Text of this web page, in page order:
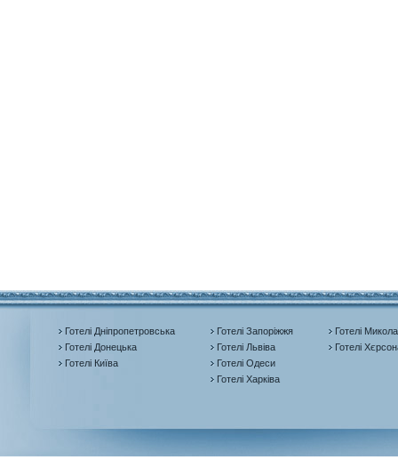
Готелі Дніпропетровська
Готелі Донецька
Готелі Київа
Готелі Запоріжжя
Готелі Львіва
Готелі Одеси
Готелі Харківа
Готелі
Готелі